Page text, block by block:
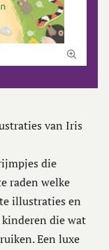
van Iris
die
raden welke
illustraties en
die wat
Een luxe